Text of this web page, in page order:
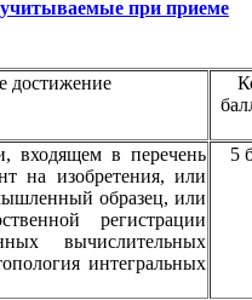
при приеме
достижение
входящем в перечень
на изобретения, или
образец, или
регистрации
вычислительных
интегральных
5